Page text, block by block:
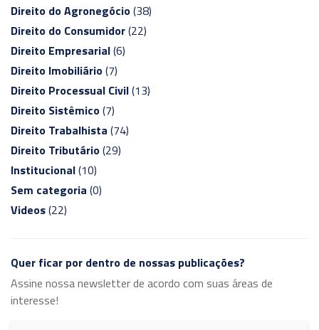
Direito do Agronegócio(38)
Direito do Consumidor(22)
Direito Empresarial(6)
Direito Imobiliário(7)
Direito Processual Civil(13)
Direito Sistêmico(7)
Direito Trabalhista (74)
Direito Tributário(29)
Institucional(10)
Sem categoria (0)
Videos(22)
Quer ficar por dentro de nossas publicações?
Assine nossa newsletter de acordo com suas áreas de
interesse!